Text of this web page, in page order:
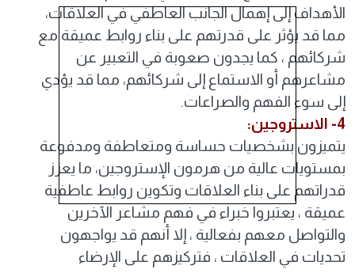
الأهداف إلى إهمال الجانب العاطفي في العلاقات،
مما قد يؤثر على قدرتهم على بناء روابط عميقة مع
شركائهم ، كما يجدون صعوبة في التعبير عن
مشاعرهم أو الاستماع إلى شركائهم، مما قد يؤدي
إلى سوء الفهم والصراعات.
4- الاستروجين:
يتميزون بشخصيات حساسة ومتعاطفة ومدفوعة
بمستويات عالية من هرمون الإستروجين، ما يعزز
قدراتهم على بناء العلاقات وتكوين روابط عاطفية
عميقة ، يعتبروا خبراء في فهم مشاعر الآخرين
والتواصل معهم بفعالية ، إلا أنهم قد يواجهون
تحديات في العلاقات ، فتركيزهم على الإرضاء